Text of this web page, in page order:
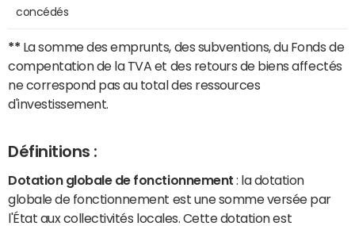
concédés
** La somme des emprunts, des subventions, du Fonds de
compentation de la TVA et des retours de biens affectés
ne correspond pas au total des ressources
d'investissement.
Définitions :
Dotation globale de fonctionnement : la dotation
globale de fonctionnement est une somme versée par
l'État aux collectivités locales. Cette dotation est